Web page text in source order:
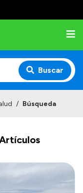
Buscar
/ Búsqueda